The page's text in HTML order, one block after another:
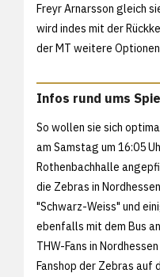
Freyr Arnarsson gleich
wird indes mit der
der MT weitere
Infos rund ums
So wollen sie sich
am Samstag um 16:05
Rothenbachhalle
die Zebras in
"Schwarz-Weiss" und
ebenfalls mit dem Bus
THW-Fans in
Fanshop der Zebras auf